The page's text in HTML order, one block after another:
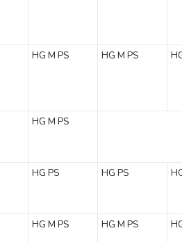
HG M PS HG M PS
HG M PS
HG PS HG PS
HG M PS HG M PS